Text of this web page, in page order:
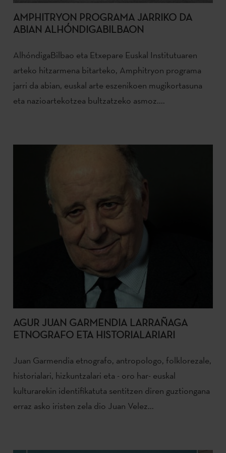
AMPHITRYON PROGRAMA JARRIKO DA
ABIAN ALHÓNDIGABILBAON
AlhóndigaBilbao eta Etxepare Euskal Institutuaren
arteko hitzarmena bitarteko, Amphitryon programa
jarri da abian, euskal arte eszenikoen mugikortasuna
eta nazioartekotzea bultzatzeko asmoz....
AGUR JUAN GARMENDIA LARRAÑAGA
ETNOGRAFO ETA HISTORIALARIARI
Juan Garmendia etnografo, antropologo, folklorezale,
historialari, hizkuntzalari eta - oro har- euskal
kulturarekin identifikatuta sentitzen diren guztiongana
erraz asko iristen zela dio Juan Velez...